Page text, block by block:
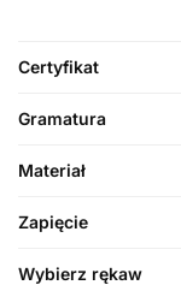
Certyfikat
Gramatura
Materiał
Zapięcie
Wybierz rękaw